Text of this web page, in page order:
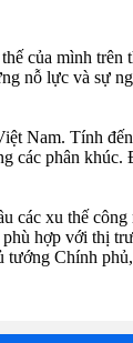
của mình
nỗ lực và sự
Nam. Tính
các phân
các xu thế
hợp với thị
tướng Chính